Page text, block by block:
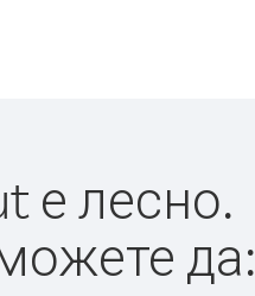
е лесно.
да: